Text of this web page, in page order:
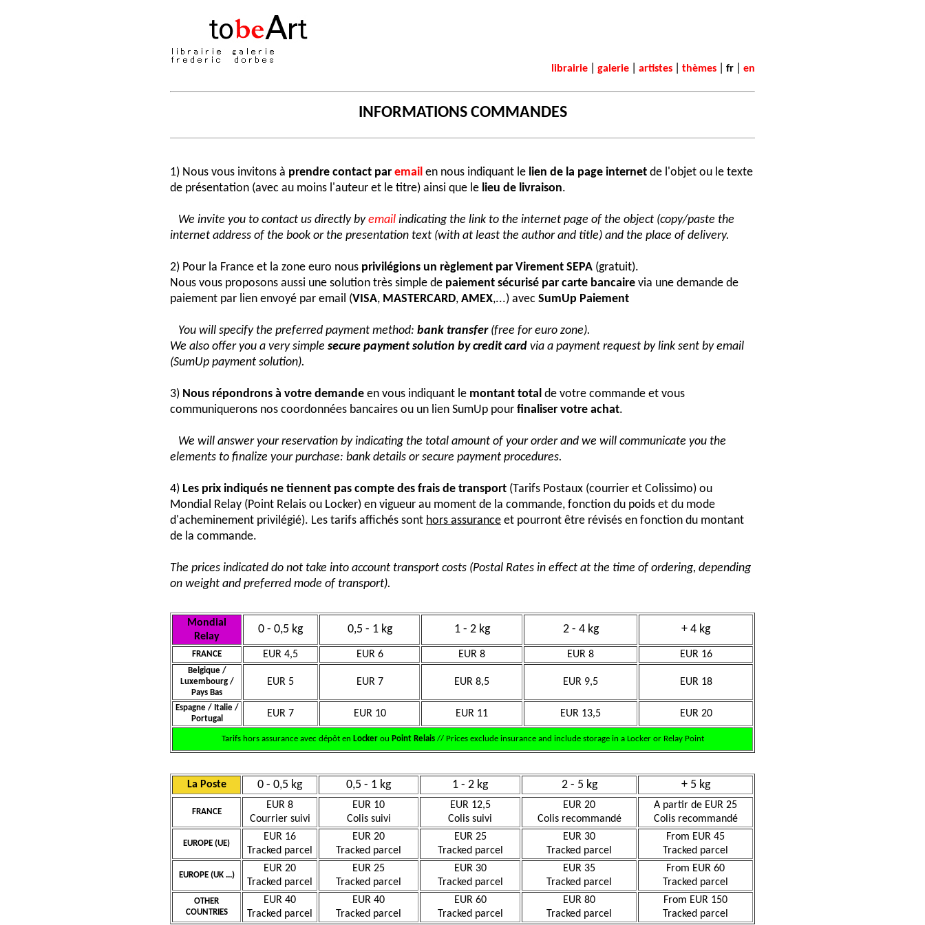
librairie galerie artistes thèmes fr en
INFORMATIONS COMMANDES
1) Nous vous invitons à prendre contact par email en nous indiquant le lien de la page internet de l'objet ou le texte
de présentation (avec au moins l'auteur et le titre) ainsi que le lieu de livraison.
We invite you to contact us directly byemail indicating the link to the internet page of the object (copy/paste the
internet address of the book or the presentation text (with at least the author and title) and the place of delivery.
2) Pour la France et la zone euro nous privilégions un règlement par Virement SEPA (gratuit).
Nous vous proposons aussi une solution très simple de paiement sécurisé par carte bancaire via une demande de
paiement par lien envoyé par email (VISA, MASTERCARD, AMEX,...) avec SumUp Paiement
You will specify the preferred payment method: bank transfer(free for euro zone).
We also offer you a very simple secure payment solution by credit card via a payment request by link sent by email
(SumUp payment solution).
3) Nous répondrons à votre demande en vous indiquant le montant total de votre commande et vous
communiquerons nos coordonnées bancaires ou un lien SumUp pour finaliser votre achat.
We will answer your reservation by indicating the total amount of your order and we will communicate you the
elements to finalize your purchase: bank details or secure payment procedures.
4) Les prix indiqués ne tiennent pas compte des frais de transport (Tarifs Postaux (courrier et Colissimo) ou
Mondial Relay (Point Relais ou Locker) en vigueur au moment de la commande, fonction du poids et du mode
d'acheminement privilégié). Les tarifs affichés sont hors assurance et pourront être révisés en fonction du montant
de la commande.
The prices indicated do not take into account transport costs (Postal Rates in effect at the time of ordering, depending
on weight and preferred mode of transport).
Mondial
Relay
0 - 0,5 kg 0,5 - 1 kg 1 - 2 kg 2 - 4 kg + 4 kg
FRANCE EUR 4,5 EUR 6 EUR 8 EUR 8 EUR 16
Belgique /
Luxembourg /
Pays Bas
EUR 5 EUR 7 EUR 8,5 EUR 9,5 EUR 18
Espagne / Italie /
Portugal
EUR 7 EUR 10 EUR 11 EUR 13,5 EUR 20
Tarifs hors assurance avec dépôt en Lockerou Point Relais// Prices exclude insurance and include storage in a Locker or Relay Point
La Poste 0 - 0,5 kg 0,5 - 1 kg 1 - 2 kg 2 - 5 kg + 5 kg
FRANCE
EUR 8
Courrier suivi
EUR 10
Colis suivi
EUR 12,5
Colis suivi
EUR 20
Colis recommandé
A partir de EUR 25
Colis recommandé
EUROPE (UE)
EUR 16
Tracked parcel
EUR 20
Tracked parcel
EUR 25
Tracked parcel
EUR 30
Tracked parcel
From EUR 45
Tracked parcel
EUROPE (UK ...)
EUR 20
Tracked parcel
EUR 25
Tracked parcel
EUR 30
Tracked parcel
EUR 35
Tracked parcel
From EUR 60
Tracked parcel
OTHER
COUNTRIES
EUR 40
Tracked parcel
EUR 40
Tracked parcel
EUR 60
Tracked parcel
EUR 80
Tracked parcel
From EUR 150
Tracked parcel